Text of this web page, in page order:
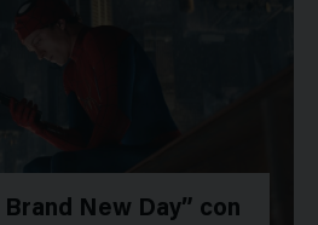
New Day” con